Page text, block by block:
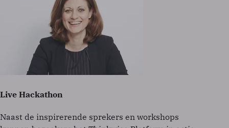
Live Hackathon
Naast de inspirerende sprekers en workshops